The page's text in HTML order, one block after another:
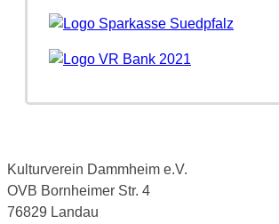
Kulturverein Dammheim e.V.
OVB Bornheimer Str. 4
76829 Landau